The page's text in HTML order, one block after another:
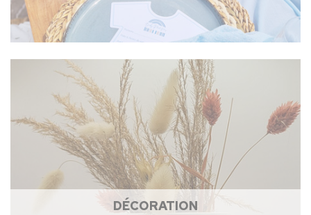
DÉCORATION